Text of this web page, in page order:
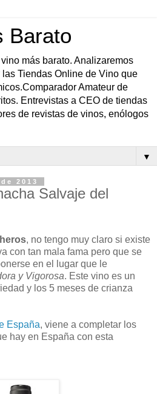
Barato
más barato. Analizaremos
Tiendas Online de Vino que
Amateur de
Entrevistas a CEO de tiendas
de revistas de vinos, enólogos
▼
2013
Salvaje del
, no tengo muy claro si existe
con tan mala fama pero que se
en el lugar que le
y Vigorosa. Este vino es un
y los 5 meses de crianza
España, viene a completar los
hay en España con esta